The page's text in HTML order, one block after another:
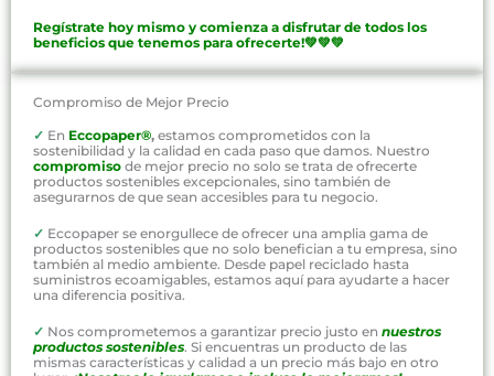
Regístrate hoy mismo y comienza a disfrutar de todos los
beneficios que tenemos para ofrecerte!💚💚💚
Compromiso de Mejor Precio
✓ En Eccopaper®, estamos comprometidos con la
sostenibilidad y la calidad en cada paso que damos. Nuestro
compromiso de mejor precio no solo se trata de ofrecerte
productos sostenibles excepcionales, sino también de
asegurarnos de que sean accesibles para tu negocio.
✓ Eccopaper se enorgullece de ofrecer una amplia gama de
productos sostenibles que no solo benefician a tu empresa, sino
también al medio ambiente. Desde papel reciclado hasta
suministros ecoamigables, estamos aquí para ayudarte a hacer
una diferencia positiva.
✓ Nos comprometemos a garantizar precio justo en nuestros
productos sostenibles. Si encuentras un producto de las
mismas características y calidad a un precio más bajo en otro